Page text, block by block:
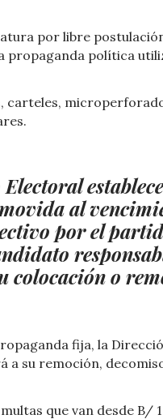
por libre
propaganda política
carteles,
al
por el
colocación o
fija, la
su remoción,
que van desde B/